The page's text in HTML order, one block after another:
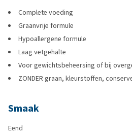
Complete voeding
Graanvrije formule
Hypoallergene formule
Laag vetgehalte
Voor gewichtsbeheersing of bij
ZONDER graan, kleurstoffen,
Smaak
Eend